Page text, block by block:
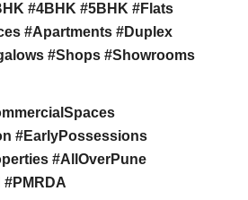
#4BHK #5BHK #Flats
#Apartments #Duplex
#Shops #Showrooms
#EarlyPossessions
#AllOverPune